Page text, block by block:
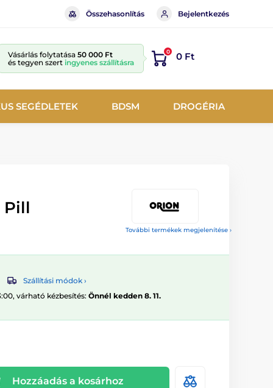
Összehasonlítás Bejelentkezés
Vásárlás folytatása 50 000 Ft
és tegyen szert ingyenes szállításra
0 0 Ft
SEGÉDLETEK BDSM DROGÉRIA
További termékek megjelenítése ›
Pill
Szállítási módok ›
várható kézbesítés: Önnél kedden 8. 11.
Hozzáadás a kosárhoz